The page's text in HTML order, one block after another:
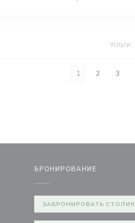
Услуги :
1 2 3
БРОНИРОВАНИЕ
ЗАБРОНИРОВАТЬ СТОЛИК